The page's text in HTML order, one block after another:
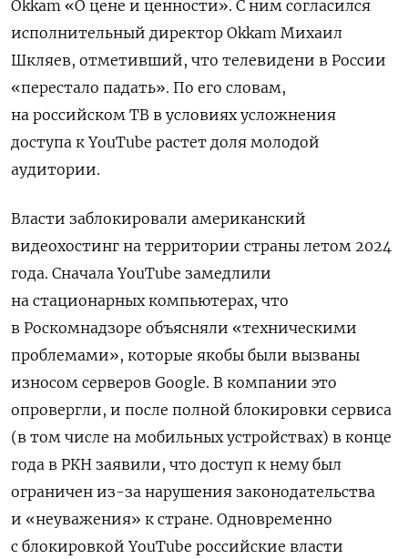
Okkam «О цене и ценности». С ним согласился
исполнительный директор Okkam Михаил
Шкляев, отметивший, что телевидени в России
«перестало падать». По его словам,
на российском ТВ в условиях усложнения
доступа к YouTube растет доля молодой
аудитории.
Власти заблокировали американский
видеохостинг на территории страны летом 2024
года. Сначала YouTube замедлили
на стационарных компьютерах, что
в Роскомнадзоре объясняли «техническими
проблемами», которые якобы были вызваны
износом серверов Google. В компании это
опровергли, и после полной блокировки сервиса
(в том числе на мобильных устройствах) в конце
года в РКН заявили, что доступ к нему был
ограничен из-за нарушения законодательства
и «неуважения» к стране. Одновременно
с блокировкой YouTube российские власти